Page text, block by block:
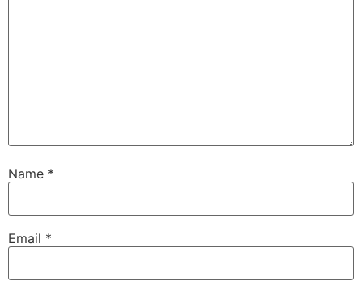
Name *
Email *